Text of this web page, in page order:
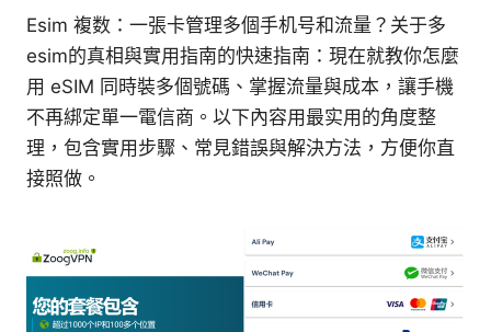
Esim 複数：一張卡管理多個手机号和流量？关于多
esim的真相與實用指南的快速指南：現在就教你怎麼
用 eSIM 同時裝多個號碼、掌握流量與成本，讓手機
不再綁定單一電信商。以下內容用最实用的角度整
理，包含實用步驟、常見錯誤與解決方法，方便你直
接照做。